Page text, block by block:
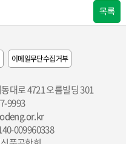
목록
이메일무단수집거부
대로 4721 오름빌딩 301
9993
009960338